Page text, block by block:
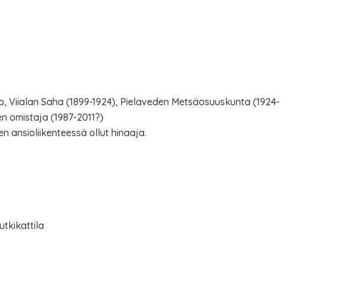
Viialan Saha (1899-1924), Pielaveden Metsäosuuskunta (1924-
omistaja (1987-2011?)
ansioliikenteessä ollut hinaaja.